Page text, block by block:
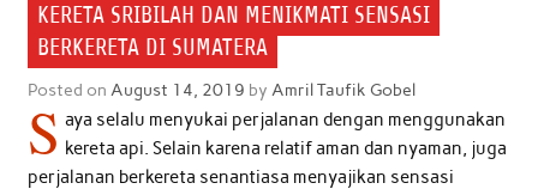
KERETA SRIBILAH DAN MENIKMATI SENSASI
BERKERETA DI SUMATERA
Posted on August 14, 2019 by Amril Taufik Gobel
S aya selalu menyukai perjalanan dengan menggunakan
kereta api. Selain karena relatif aman dan nyaman, juga
perjalanan berkereta senantiasa menyajikan sensasi